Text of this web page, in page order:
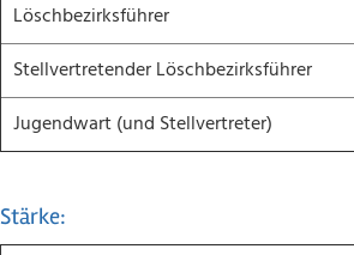
Löschbezirksführer
Stellvertretender Löschbezirksführer
Jugendwart (und Stellvertreter)
Stärke: